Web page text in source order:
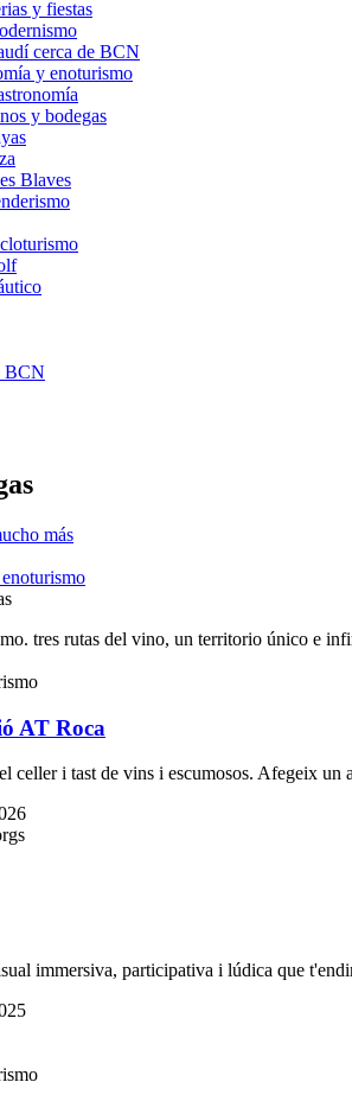
y fiestas
cerca de BCN
y enoturismo
y bodegas
Blaves
BCN
más
tres rutas del vino, un territorio único e
AT Roca
celler i tast de vins i escumosos. Afegeix un
immersiva, participativa i lúdica que